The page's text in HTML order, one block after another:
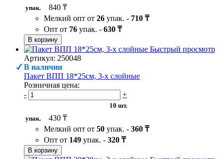
упак.
840 ₸
Мелкий опт от 26 упак. - 710 ₸
Опт от 76 упак. - 630 ₸
В корзину
Быстрый просмотр
Артикул: 250048
В наличии
Пакет ВПП 18*25см, 3-х слойные
Розничная цена:
-
+
10 шт.
упак.
430 ₸
Мелкий опт от 50 упак. - 360 ₸
Опт от 149 упак. - 320 ₸
В корзину